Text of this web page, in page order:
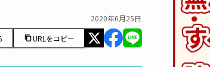
2020年6月25日
URLをコピー